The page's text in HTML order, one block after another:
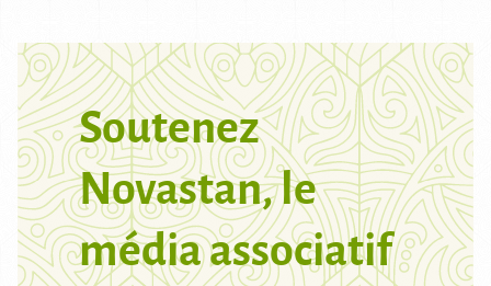
Soutenez
Novastan, le
média associatif